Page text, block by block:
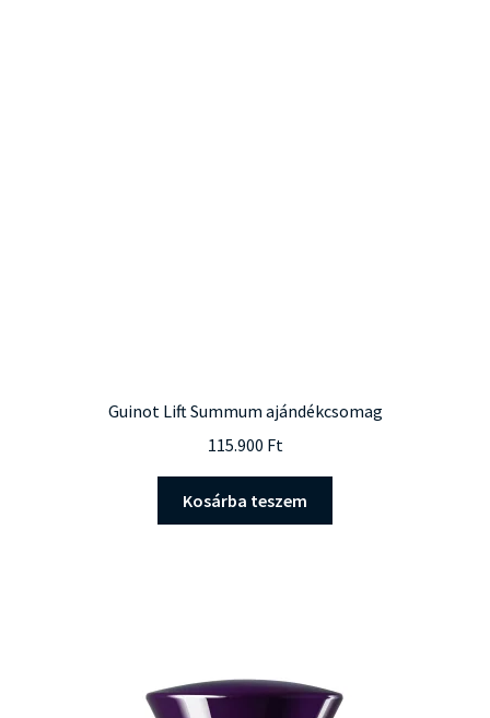
Guinot Lift Summum ajándékcsomag
115.900 Ft
Kosárba teszem